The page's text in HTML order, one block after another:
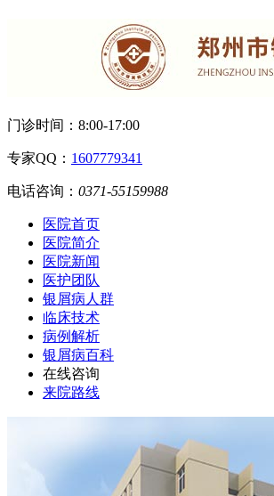
门诊时间： 8:00-17:00
专家QQ： 1607779341
电话咨询： 0371-55159988
医院首页
医院简介
医院新闻
医护团队
银屑病人群
临床技术
病例解析
银屑病百科
在线咨询
来院路线